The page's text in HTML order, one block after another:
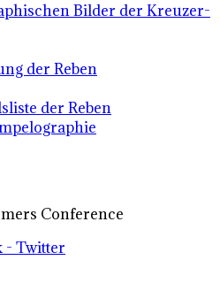
Bilder der Kreuzer-
der Reben
der Reben
Conference
- Twitter